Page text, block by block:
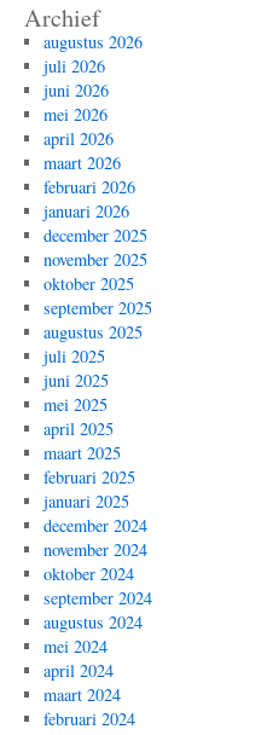
Archief
augustus 2026
juli 2026
juni 2026
mei 2026
april 2026
maart 2026
februari 2026
januari 2026
december 2025
november 2025
oktober 2025
september 2025
augustus 2025
juli 2025
juni 2025
mei 2025
april 2025
maart 2025
februari 2025
januari 2025
december 2024
november 2024
oktober 2024
september 2024
augustus 2024
mei 2024
april 2024
maart 2024
februari 2024